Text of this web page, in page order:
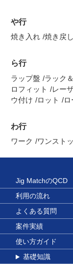
や行
焼き入れ 焼き戻し
ら行
ラップ盤 ラック
ロフィット
レー
ウ付け ロット ロ
わ行
ワーク ワンスト
Jig MatchのQCD
利用の流れ
よくある質問
案件実績
使い方ガイド
基礎知識